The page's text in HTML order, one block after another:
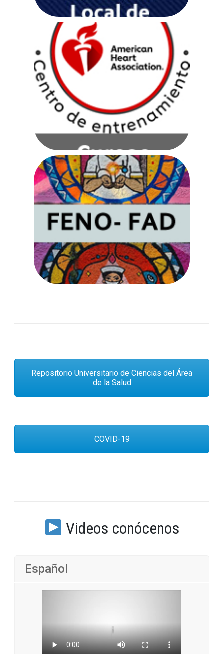
American Heart
Murales en la FENO
Colaboración FAD
Repositorio Universitario de Ciencias del Área
de la Salud
COVID-19
Videos conócenos
Español